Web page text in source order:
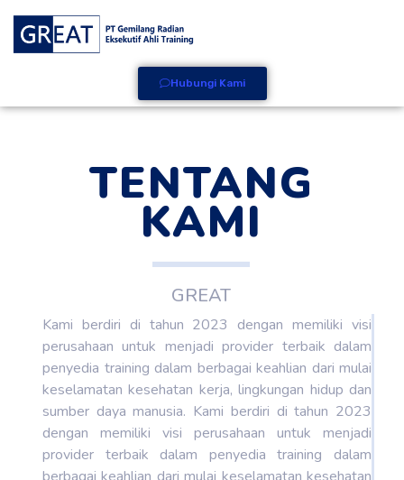
Hubungi Kami
TENTANG
KAMI
GREAT
Kami berdiri di tahun 2023 dengan memiliki visi
perusahaan untuk menjadi provider terbaik dalam
penyedia training dalam berbagai keahlian dari mulai
keselamatan kesehatan kerja, lingkungan hidup dan
sumber daya manusia. Kami berdiri di tahun 2023
dengan memiliki visi perusahaan untuk menjadi
provider terbaik dalam penyedia training dalam